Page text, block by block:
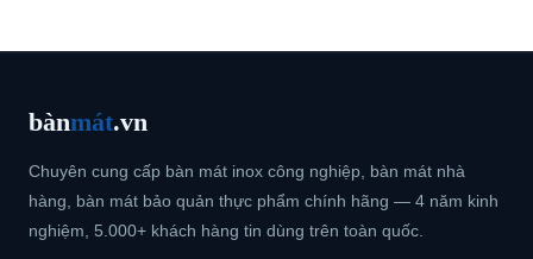
bànmát.vn
Chuyên cung cấp bàn mát inox công nghiệp, bàn mát nhà
hàng, bàn mát bảo quản thực phẩm chính hãng — 4 năm kinh
nghiệm, 5.000+ khách hàng tin dùng trên toàn quốc.